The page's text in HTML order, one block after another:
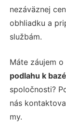
nezáväznej
obhliadku a
službám.
Máte záujem
podlahu k
spoločnosti?
nás
my.